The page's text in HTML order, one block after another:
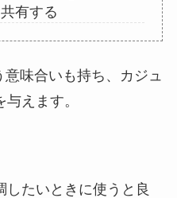
有する
意味合いも持ち、カジュ
えます。
たいときに使うと良